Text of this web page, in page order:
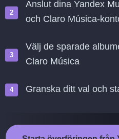
Anslut dina Yandex
och Claro Música-
Välj de sparade
Claro Música
Granska ditt val och